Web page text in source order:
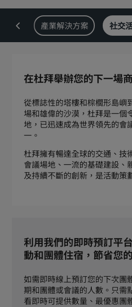
Park Plaza Park
Prize by Radisson
中國區關聯品牌
商務旅客
造訪我們的部落格
產業解決方案 社交
在杜拜舉辦您的下一場
從標誌性的塔樓和棕櫚形島嶼
場和雄偉的沙漠，杜拜是一個
地，已迅速成為世界領先的會
一。
杜拜擁有暢達全球的交通、技
會議場地、一流的基礎建設、
及持續不斷的創新，是活動策
利用我們的即時預訂平
動和團體住宿，節省您
如需即時線上預訂您的下次團
期和團體或會議的人數。只需
看即時可提供數量、最優惠團